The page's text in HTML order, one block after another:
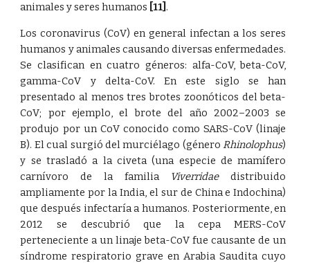
animales y seres humanos [11] .
Los coronavirus (CoV) en general infectan a los seres
humanos y animales causando diversas enfermedades.
Se clasifican en cuatro géneros: alfa-CoV, beta-CoV,
gamma-CoV y delta-CoV. En este siglo se han
presentado al menos tres brotes zoonóticos del beta-
CoV; por ejemplo, el brote del año 2002–2003 se
produjo por un CoV conocido como SARS-CoV (linaje
B). El cual surgió del murciélago (géneroRhinolophus)
y se trasladó a la civeta (una especie de mamífero
carnívoro de la familia Viverridaedistribuido
ampliamente por la India, el sur de China e Indochina)
que después infectaría a humanos. Posteriormente, en
2012 se descubrió que la cepa MERS-CoV
perteneciente a un linaje beta-CoV fue causante de un
síndrome respiratorio grave en Arabia Saudita cuyo